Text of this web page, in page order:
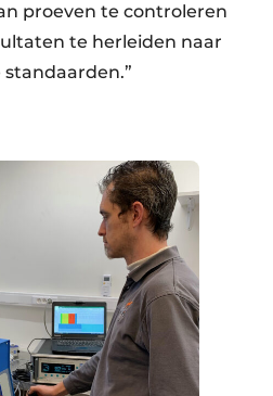
proeven te controleren
te herleiden naar